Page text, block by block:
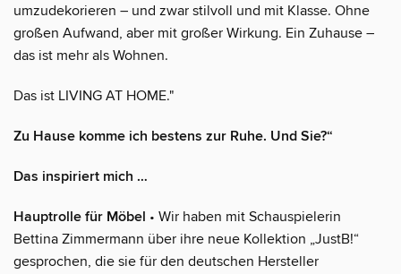
umzudekorieren – und zwar stilvoll und mit Klasse. Ohne
großen Aufwand, aber mit großer Wirkung. Ein Zuhause –
das ist mehr als Wohnen.
Das ist LIVING AT HOME."
Zu Hause komme ich bestens zur Ruhe. Und Sie?“
Das inspiriert mich …
Hauptrolle für Möbel • Wir haben mit Schauspielerin
Bettina Zimmermann über ihre neue Kollektion „JustB!“
gesprochen, die sie für den deutschen Hersteller